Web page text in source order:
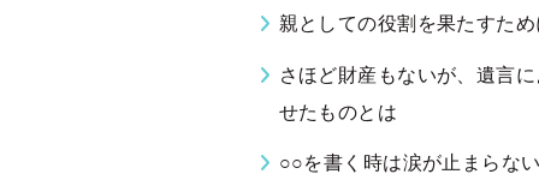
親としての役割を果たすた
さほど財産もないが、遺言
せたものとは
○○を書く時は涙が止まらな